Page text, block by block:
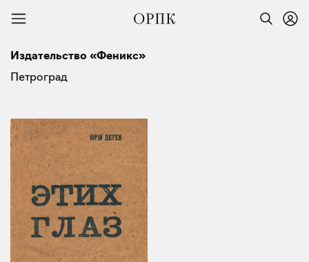
Издательство «Феникс»
Петроград